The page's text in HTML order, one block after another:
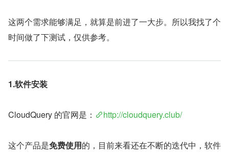
这两个需求能够满足，就算是前进了一大步。所以我找了个
时间做了下测试，仅供参考。
1.软件安装
CloudQuery 的官网是： http://cloudquery.club/
这个产品是免费使用的，目前来看还在不断的迭代中，软件